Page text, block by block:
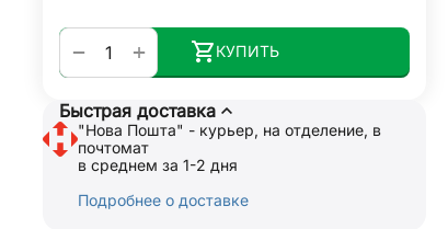
+
− КУПИТЬ
Быстрая доставка
"Нова Пошта" - курьер, на отделение, в
почтомат
в среднем за 1-2 дня
Подробнее о доставке